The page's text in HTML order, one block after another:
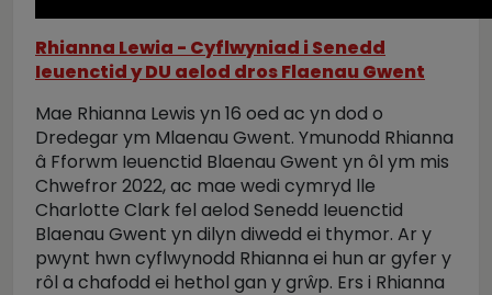
Rhianna Lewia - Cyflwyniad i Senedd
Ieuenctid y DU aelod dros Flaenau Gwent
Mae Rhianna Lewis yn 16 oed ac yn dod o
Dredegar ym Mlaenau Gwent. Ymunodd Rhianna
â Fforwm Ieuenctid Blaenau Gwent yn ôl ym mis
Chwefror 2022, ac mae wedi cymryd lle
Charlotte Clark fel aelod Senedd Ieuenctid
Blaenau Gwent yn dilyn diwedd ei thymor. Ar y
pwynt hwn cyflwynodd Rhianna ei hun ar gyfer y
rôl a chafodd ei hethol gan y grŵp. Ers i Rhianna